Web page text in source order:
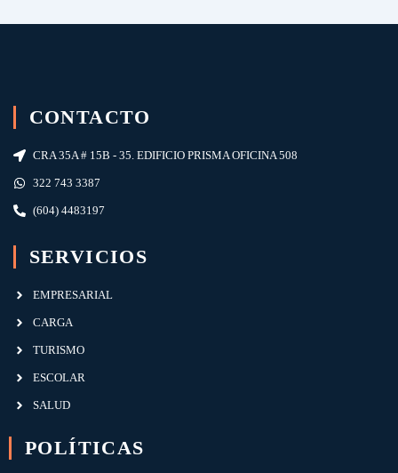
CONTACTO
CRA 35A # 15B - 35. EDIFICIO PRISMA OFICINA 508
322 743 3387
(604) 4483197
SERVICIOS
EMPRESARIAL
CARGA
TURISMO
ESCOLAR
SALUD
POLÍTICAS